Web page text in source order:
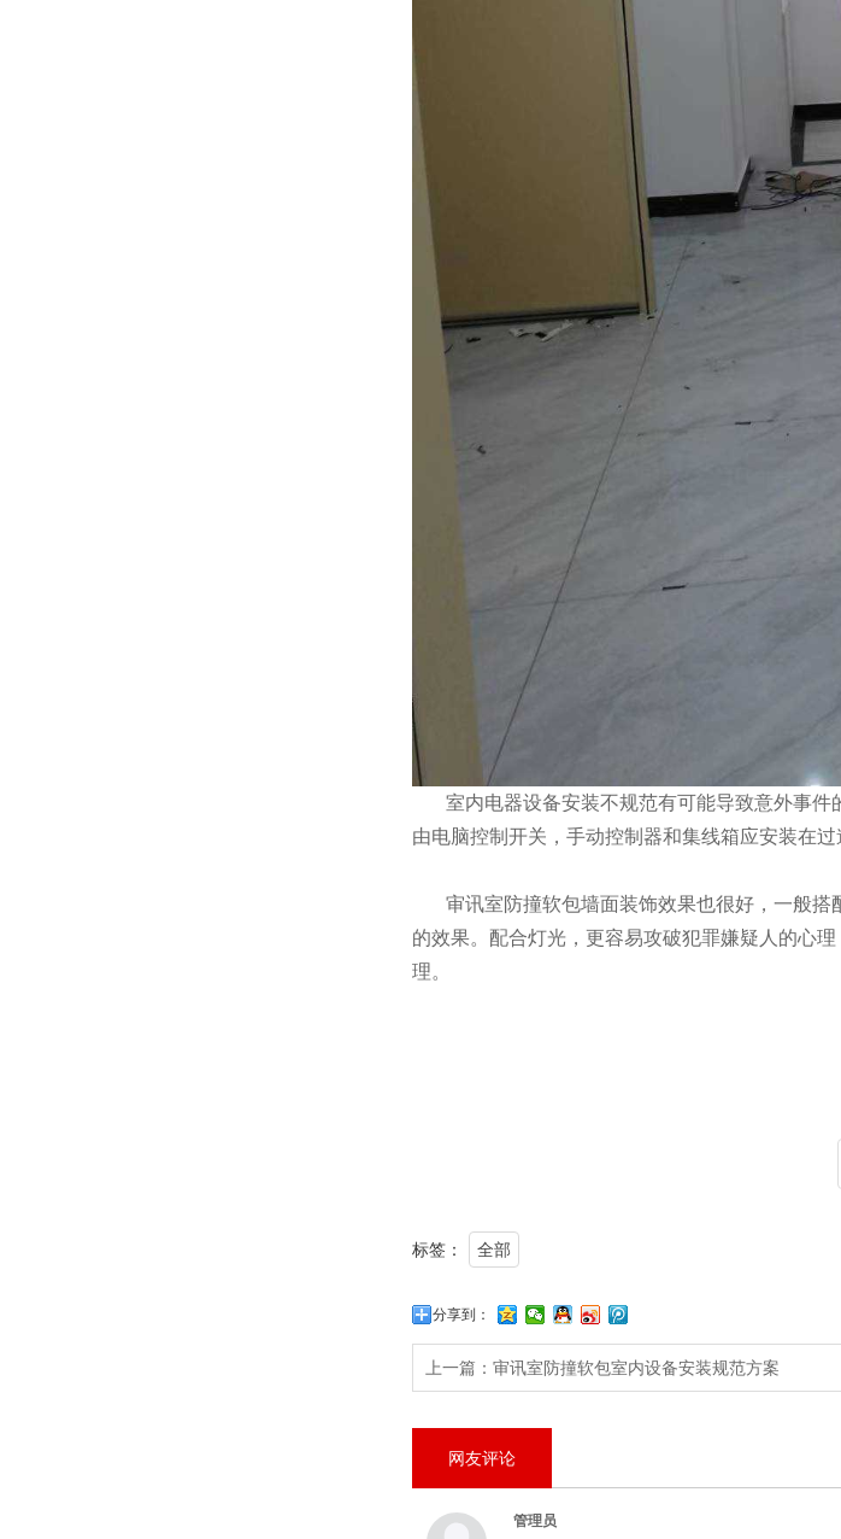
室内电器设备安装不规范有可能导致意外事件
由电脑控制开关，手动控制器和集线箱应安装在过
审讯室防撞软包墙面装饰效果也很好，一般搭
的效果。配合灯光，更容易攻破犯罪嫌疑人的心
理。
标签： 全部
分享到：
上一篇： 审讯室防撞软包室内设备安装规范方案
网友评论
管理员